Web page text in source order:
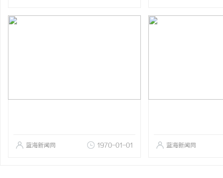
蓝海新闻网 1970-01-01 蓝海新闻网